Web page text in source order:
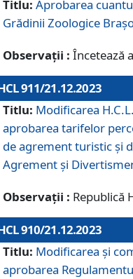
Titlu: Aprobarea
Grădinii Zoologice
Observații : Încetează
911/21.12.2023
Titlu: Modificarea
aprobarea tarifelor
de agrement turistic și
Agrement și
Observații : Republică
910/21.12.2023
Titlu: Modificarea și
aprobarea